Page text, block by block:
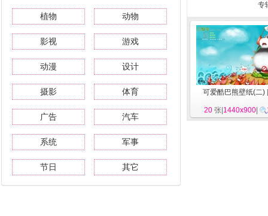
植物 动物
影视 游戏
动漫 设计
摄影 体育
广告 汽车
系统 军事
节日 其它
专
可爱酷巴熊壁纸(二)
20 张| 1440x900